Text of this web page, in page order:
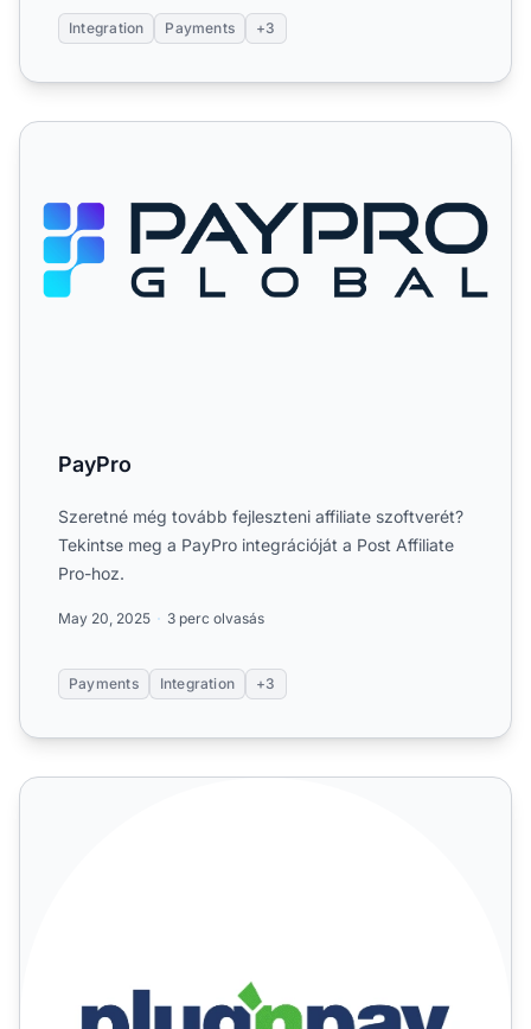
Integration Payments +3
PayPro
PayPro
Szeretné még tovább fejleszteni affiliate szoftverét?
Tekintse meg a PayPro integrációját a Post Affiliate
Pro-hoz.
May 20, 2025 3 perc olvasás
Payments Integration +3
PlugnPay